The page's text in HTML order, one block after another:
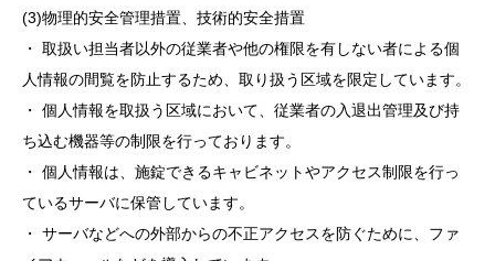
(3)物理的安全管理措置、技術的安全措置
・ 取扱い担当者以外の従業者や他の権限を有しない者による個
人情報の間覧を防止するため、取り扱う区域を限定しています。
・ 個人情報を取扱う区域において、従業者の入退出管理及び持
ち込む機器等の制限を行っております。
・ 個人情報は、施錠できるキャビネットやアクセス制限を行っ
ているサーバに保管しています。
・ サーバなどへの外部からの不正アクセスを防ぐために、ファ